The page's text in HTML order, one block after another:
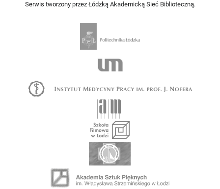
Serwis tworzony przez Łódzką Akademicką Sieć Biblioteczną.